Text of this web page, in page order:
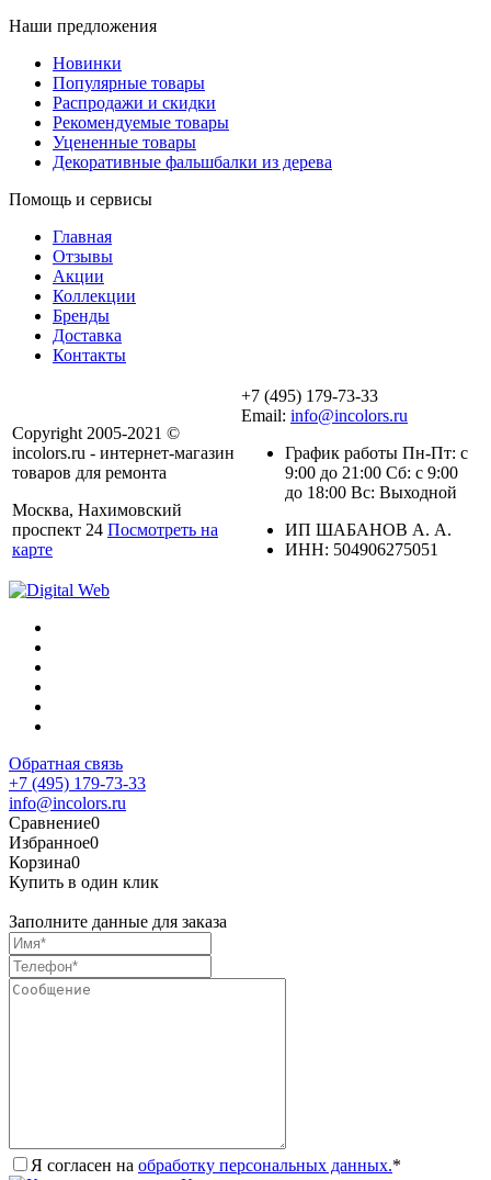
Наши предложения
Новинки
Популярные товары
Распродажи и скидки
Рекомендуемые товары
Уцененные товары
Декоративные фальшбалки из дерева
Помощь и сервисы
Главная
Отзывы
Акции
Коллекции
Бренды
Доставка
Контакты
Copyright 2005-2021 ©
incolors.ru - интернет-магазин
товаров для ремонта
Москва, Нахимовский
проспект 24 Посмотреть на
карте
+7 (495) 179-73-33
Email: info@incolors.ru
График работы Пн-Пт: с
9:00 до 21:00 Сб: с 9:00
до 18:00 Вс: Выходной
ИП ШАБАНОВ А. А.
ИНН: 504906275051
Обратная связь
+7 (495) 179-73-33
info@incolors.ru
Сравнение0
Избранное0
Корзина0
Купить в один клик
Заполните данные для заказа
Я согласен на обработку персональных данных.*